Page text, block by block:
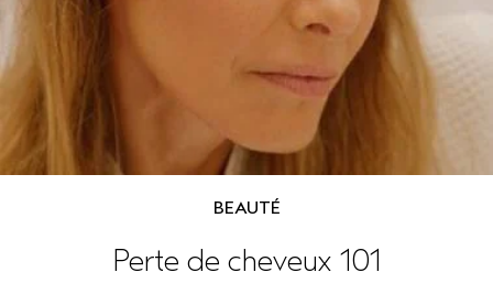
SÉRUM POUR LES CHEVEUX
VOYAGE
CUIR CHEVELU SENSIBLE
ROSEMARY MINT
PURE ABUNDANCE
TOUTES LES COLLECTIONS
BEAUTÉ
Perte de cheveux 101